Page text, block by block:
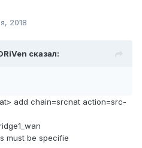
2018
сказал:
add chain=srcnat action=src-
must be specifie